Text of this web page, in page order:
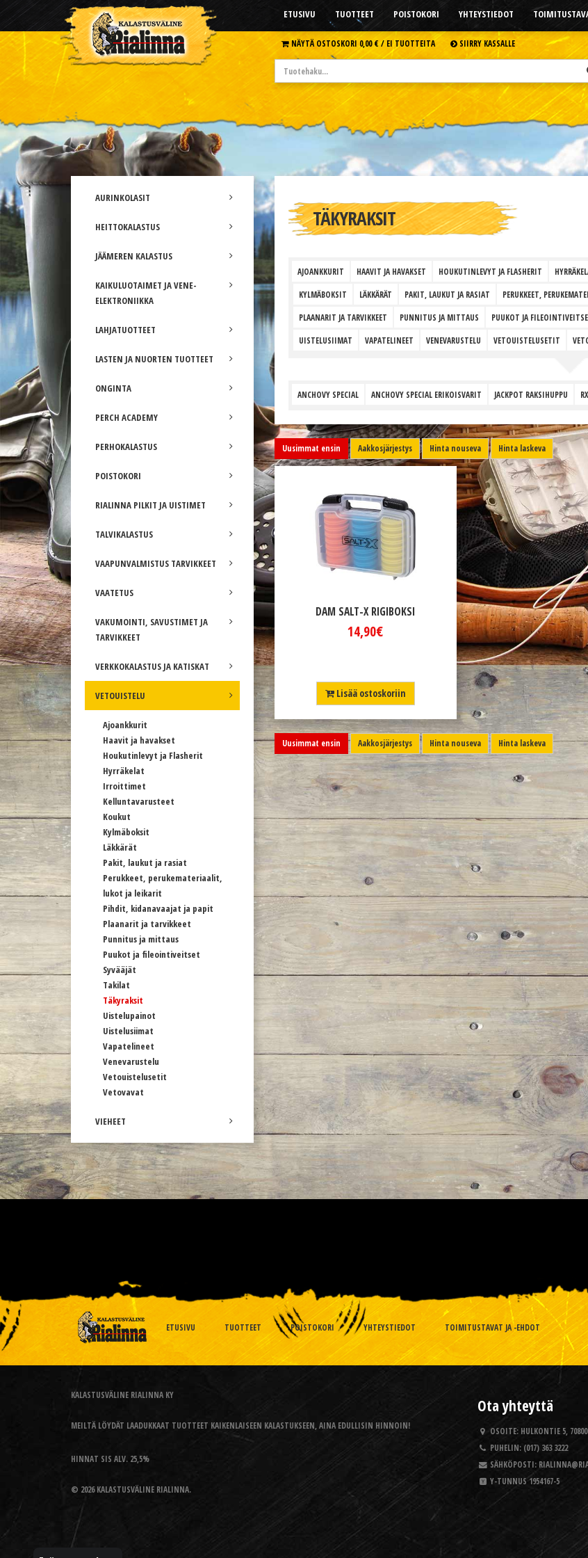
ETUSIVU TUOTTEET POISTOKORI YHTEYSTIEDOT
NÄYTÄ OSTOSKORI 0,00 € /EI TUOTTEITA SIIRRY KASSALLE
AURINKOLASIT
HEITTOKALASTUS
JÄÄMEREN KALASTUS
KAIKULUOTAIMET JA VENE-
ELEKTRONIIKKA
LAHJATUOTTEET
LASTEN JA NUORTEN TUOTTEET
ONGINTA
PERCH ACADEMY
PERHOKALASTUS
POISTOKORI
RIALINNA PILKIT JA UISTIMET
TALVIKALASTUS
VAAPUNVALMISTUS TARVIKKEET
VAATETUS
VAKUMOINTI, SAVUSTIMET JA
TARVIKKEET
VERKKOKALASTUS JA KATISKAT
VETOUISTELU
Ajoankkurit
Haavit ja havakset
Houkutinlevyt ja Flasherit
Hyrräkelat
Irroittimet
Kelluntavarusteet
Koukut
Kylmäboksit
Läkkärät
Pakit, laukut ja rasiat
Perukkeet, perukemateriaalit,
lukot ja leikarit
Pihdit, kidanavaajat ja papit
Plaanarit ja tarvikkeet
Punnitus ja mittaus
Puukot ja fileointiveitset
Syvääjät
Takilat
Täkyraksit
Uistelupainot
Uistelusiimat
Vapatelineet
Venevarustelu
Vetouistelusetit
Vetovavat
VIEHEET
TÄKYRAKSIT
AJOANKKURIT HAAVIT JA HAVAKSET HOUKUTINLEVYT JA FLASHERIT
KYLMÄBOKSIT LÄKKÄRÄT PAKIT, LAUKUT JA RASIAT PERUKKEET,
PLAANARIT JA TARVIKKEET PUNNITUS JA MITTAUS PUUKOT JA
UISTELUSIIMAT VAPATELINEET VENEVARUSTELU VETOUISTELUSETIT
ANCHOVY SPECIAL ANCHOVY SPECIAL ERIKOISVARIT JACKPOT RAKSIHUPPU
Uusimmat ensin Aakkosjärjestys Hinta nouseva Hinta laskeva
DAM SALT-X RIGIBOKSI
14,90€
Lisää ostoskoriin
Uusimmat ensin Aakkosjärjestys Hinta nouseva Hinta laskeva
ETUSIVU TUOTTEET POISTOKORI YHTEYSTIEDOT TOIMITUSTAVAT JA -EHDOT
KALASTUSVÄLINE RIALINNA KY
MEILTÄ LÖYDÄT LAADUKKAAT TUOTTEET KAIKENLAISEEN KALASTUKSEEN, AINA EDULLISIN HINNOIN!
HINNAT SIS ALV. 25,5%
© 2026 KALASTUSVÄLINE RIALINNA.
Ota yhteyttä
OSOITE: HULKONTIE 5,
PUHELIN: (017) 363 3222
SÄHKÖPOSTI:
Y-TUNNUS1954167-5